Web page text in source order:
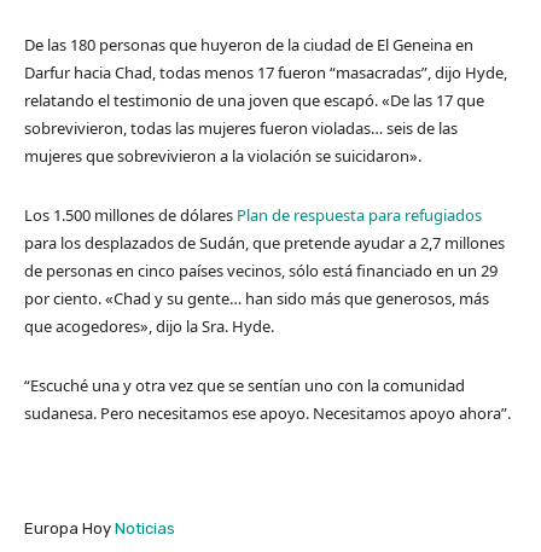
De las 180 personas que huyeron de la ciudad de El Geneina en
Darfur hacia Chad, todas menos 17 fueron “masacradas”, dijo Hyde,
relatando el testimonio de una joven que escapó. «De las 17 que
sobrevivieron, todas las mujeres fueron violadas… seis de las
mujeres que sobrevivieron a la violación se suicidaron».
Los 1.500 millones de dólares Plan de respuesta para refugiados
para los desplazados de Sudán, que pretende ayudar a 2,7 millones
de personas en cinco países vecinos, sólo está financiado en un 29
por ciento. «Chad y su gente… han sido más que generosos, más
que acogedores», dijo la Sra. Hyde.
“Escuché una y otra vez que se sentían uno con la comunidad
sudanesa. Pero necesitamos ese apoyo. Necesitamos apoyo ahora”.
Europa Hoy Noticias